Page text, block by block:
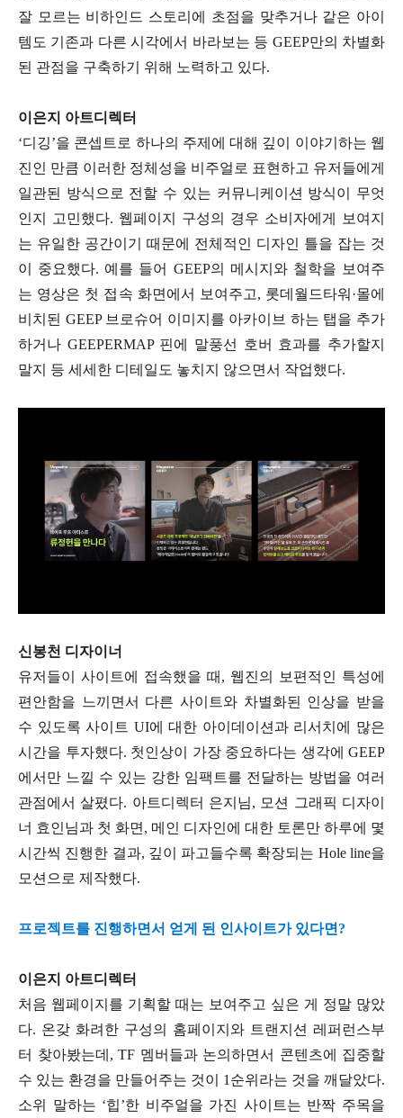
잘 모르는 비하인드 스토리에 초점을 맞추거나 같은 아이
템도 기존과 다른 시각에서 바라보는 등 GEEP만의 차별화
된 관점을 구축하기 위해 노력하고 있다.
이은지 아트디렉터
‘디깅’을 콘셉트로 하나의 주제에 대해 깊이 이야기하는 웹
진인 만큼 이러한 정체성을 비주얼로 표현하고 유저들에게
일관된 방식으로 전할 수 있는 커뮤니케이션 방식이 무엇
인지 고민했다. 웹페이지 구성의 경우 소비자에게 보여지
는 유일한 공간이기 때문에 전체적인 디자인 틀을 잡는 것
이 중요했다. 예를 들어 GEEP의 메시지와 철학을 보여주
는 영상은 첫 접속 화면에서 보여주고, 롯데월드타워·몰에
비치된 GEEP 브로슈어 이미지를 아카이브 하는 탭을 추가
하거나 GEEPERMAP 핀에 말풍선 호버 효과를 추가할지
말지 등 세세한 디테일도 놓치지 않으면서 작업했다.
신봉천 디자이너
유저들이 사이트에 접속했을 때, 웹진의 보편적인 특성에
편안함을 느끼면서 다른 사이트와 차별화된 인상을 받을
수 있도록 사이트 UI에 대한 아이데이션과 리서치에 많은
시간을 투자했다. 첫인상이 가장 중요하다는 생각에 GEEP
에서만 느낄 수 있는 강한 임팩트를 전달하는 방법을 여러
관점에서 살폈다. 아트디렉터 은지님, 모션 그래픽 디자이
너 효인님과 첫 화면, 메인 디자인에 대한 토론만 하루에 몇
시간씩 진행한 결과, 깊이 파고들수록 확장되는 Hole line을
모션으로 제작했다.
프로젝트를 진행하면서 얻게 된 인사이트가 있다면?
이은지 아트디렉터
처음 웹페이지를 기획할 때는 보여주고 싶은 게 정말 많았
다. 온갖 화려한 구성의 홈페이지와 트랜지션 레퍼런스부
터 찾아봤는데, TF 멤버들과 논의하면서 콘텐츠에 집중할
수 있는 환경을 만들어주는 것이 1순위라는 것을 깨달았다.
소위 말하는 ‘힙’한 비주얼을 가진 사이트는 반짝 주목을